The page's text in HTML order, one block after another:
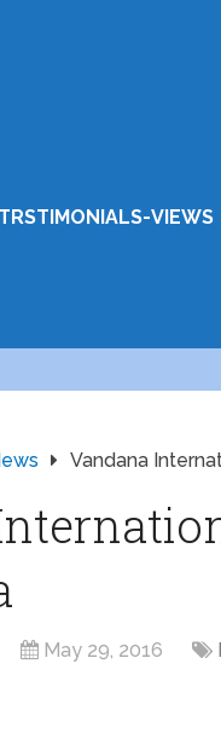
TRSTIMONIALS-VIEWS
Vandana
May 29, 2016